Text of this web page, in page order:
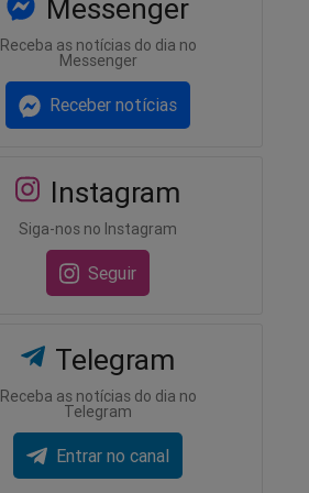
Messenger
Receba as notícias do dia no
Messenger
Receber notícias
Instagram
Siga-nos no Instagram
Seguir
Telegram
Receba as notícias do dia no
Telegram
Entrar no canal